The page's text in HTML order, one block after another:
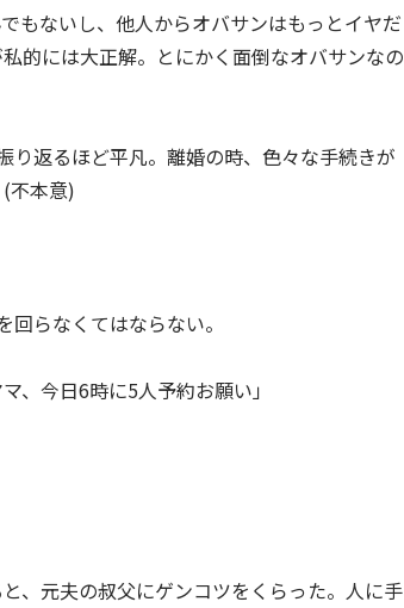
もないし、他人からオバサンはもっとイヤだ
的には大正解。とにかく面倒なオバサンなの
返るほど平凡。離婚の時、色々な手続きが
不本意)
らなくてはならない。
、今日6時に5人予約お願い」
、元夫の叔父にゲンコツをくらった。人に手